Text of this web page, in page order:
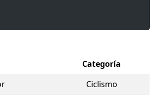
de convivencia deportiva.
el compañerismo y un entorno
Categoría
Ciclismo